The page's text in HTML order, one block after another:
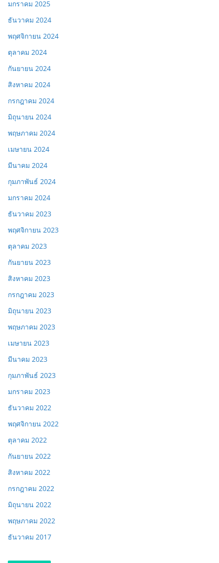
มกราคม 2025
ธันวาคม 2024
พฤศจิกายน 2024
ตุลาคม 2024
กันยายน 2024
สิงหาคม 2024
กรกฎาคม 2024
มิถุนายน 2024
พฤษภาคม 2024
เมษายน 2024
มีนาคม 2024
กุมภาพันธ์ 2024
มกราคม 2024
ธันวาคม 2023
พฤศจิกายน 2023
ตุลาคม 2023
กันยายน 2023
สิงหาคม 2023
กรกฎาคม 2023
มิถุนายน 2023
พฤษภาคม 2023
เมษายน 2023
มีนาคม 2023
กุมภาพันธ์ 2023
มกราคม 2023
ธันวาคม 2022
พฤศจิกายน 2022
ตุลาคม 2022
กันยายน 2022
สิงหาคม 2022
กรกฎาคม 2022
มิถุนายน 2022
พฤษภาคม 2022
ธันวาคม 2017